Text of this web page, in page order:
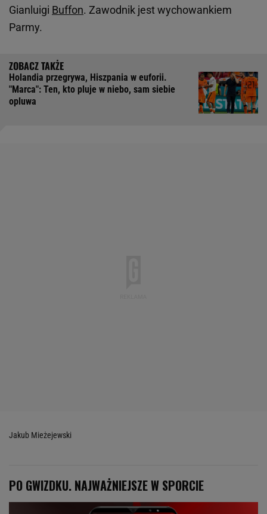
Gianluigi Buffon. Zawodnik jest wychowankiem
Parmy.
Holandia przegrywa, Hiszpania w euforii.
"Marca": Ten, kto pluje w niebo, sam siebie
opluwa
Jakub Mieżejewski